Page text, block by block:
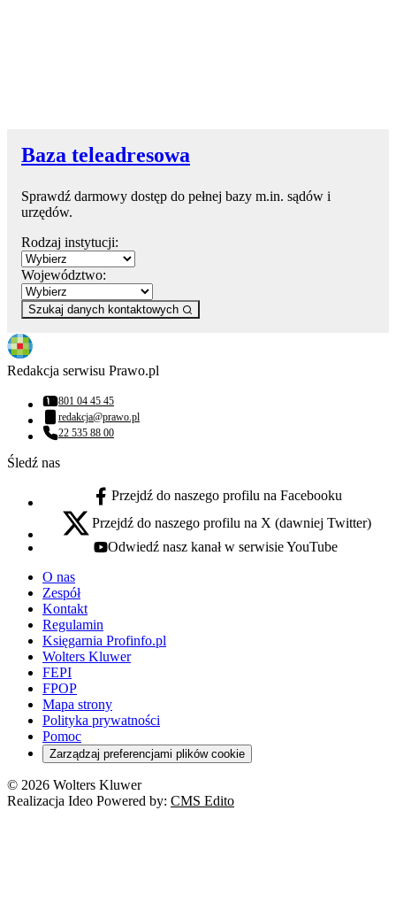
Baza teleadresowa
Sprawdź darmowy dostęp do pełnej bazy m.in. sądów i
urzędów.
Rodzaj instytucji:
Województwo:
Szukaj danych kontaktowych
Redakcja serwisu Prawo.pl
Numer telefonu:
801 04 45 45
Adres email:
redakcja@prawo.pl
Numer telefonu:
22 535 88 00
Śledź nas
facebook - otwiera się w nowej karcie
Przejdź do naszego profilu na Facebooku
x - otwiera się w nowej karcie
Przejdź do naszego profilu na X (dawniej Twitter)
youtube - otwiera się w nowej karcie
Odwiedź nasz kanał w serwisie YouTube
O nas
Zespół
Kontakt
Regulamin
Księgarnia Profinfo.pl
Wolters Kluwer
FEPI
FPOP
Mapa strony
Polityka prywatności
Pomoc
Zarządzaj preferencjami plików cookie
© 2026 Wolters Kluwer
Realizacja Ideo Powered by: CMS Edito